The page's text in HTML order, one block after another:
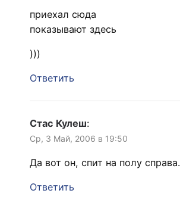
приехал сюда
показывают здесь
)))
Ответить
Стас Кулеш:
Ср, 3 Май, 2006 в 19:50
Да вот он, спит на полу справа.
Ответить